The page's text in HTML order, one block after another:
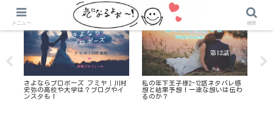
さよならプロポーズ
さよならプロポーズ フミヤ｜川村
史弥の高校や大学は？ブログやイ
ンスタも！
私の年下王子様2-12話ネタバレ感
想と結果予想！一途な想いは伝わ
るのか？
メニュー 検索